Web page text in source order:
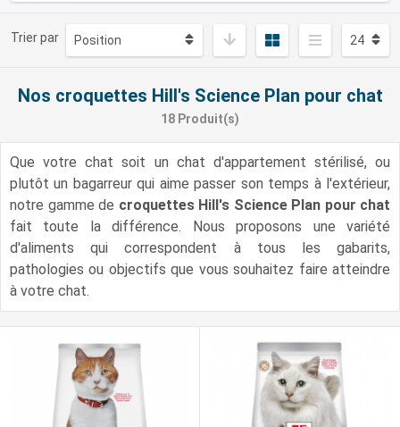
Trier par
Nos croquettes Hill's Science Plan pour chat
18 Produit(s)
Que votre chat soit un chat d'appartement stérilisé, ou
plutôt un bagarreur qui aime passer son temps à l'extérieur,
notre gamme de croquettes Hill's Science Plan pour chat
fait toute la différence. Nous proposons une variété
d'aliments qui correspondent à tous les gabarits,
pathologies ou objectifs que vous souhaitez faire atteindre
à votre chat.